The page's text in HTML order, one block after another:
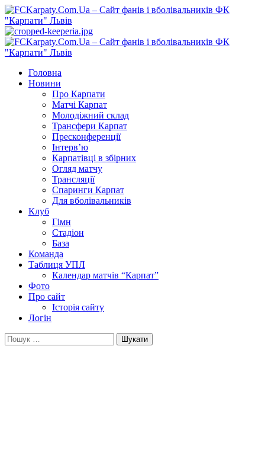
Перейти
до
вмісту
Primary
Menu
Головна
Новини
Про Карпати
Матчі Карпат
Молодіжний склад
Трансфери Карпат
Пресконференції
Інтерв’ю
Карпатівці в збірних
Огляд матчу
Трансляції
Спаринги Карпат
Для вболівальників
Клуб
Гімн
Стадіон
База
Команда
Таблиця УПЛ
Календар матчів “Карпат”
Фото
Про сайт
Історія сайту
Логін
Пошук: